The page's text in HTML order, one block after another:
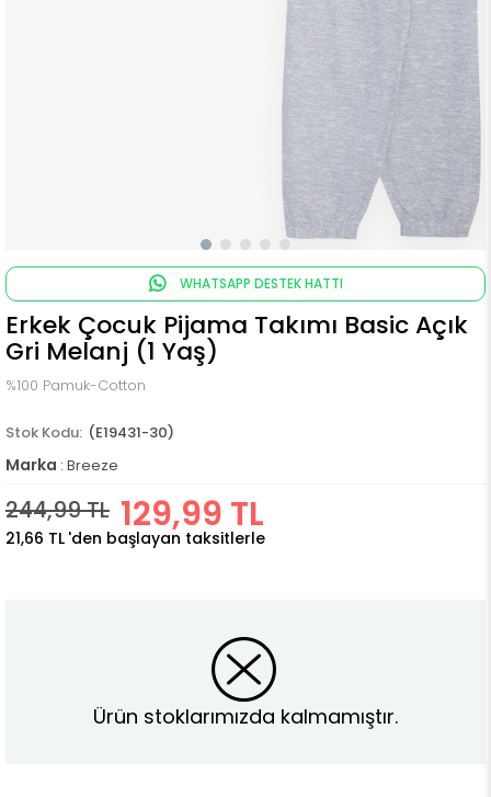
WHATSAPP DESTEK HATTI
Erkek Çocuk Pijama Takımı Basic Açık
Gri Melanj (1 Yaş)
%100 Pamuk-Cotton
(E19431-30)
Marka : Breeze
244,99 TL 129,99 TL
21,66 TL 'den başlayan taksitlerle
Ürün stoklarımızda kalmamıştır.